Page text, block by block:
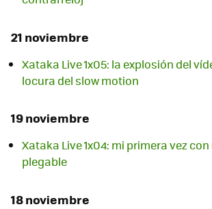
21 noviembre
Xataka Live 1x05: la explosión del
locura del slow motion
19 noviembre
Xataka Live 1x04: mi primera vez
plegable
18 noviembre